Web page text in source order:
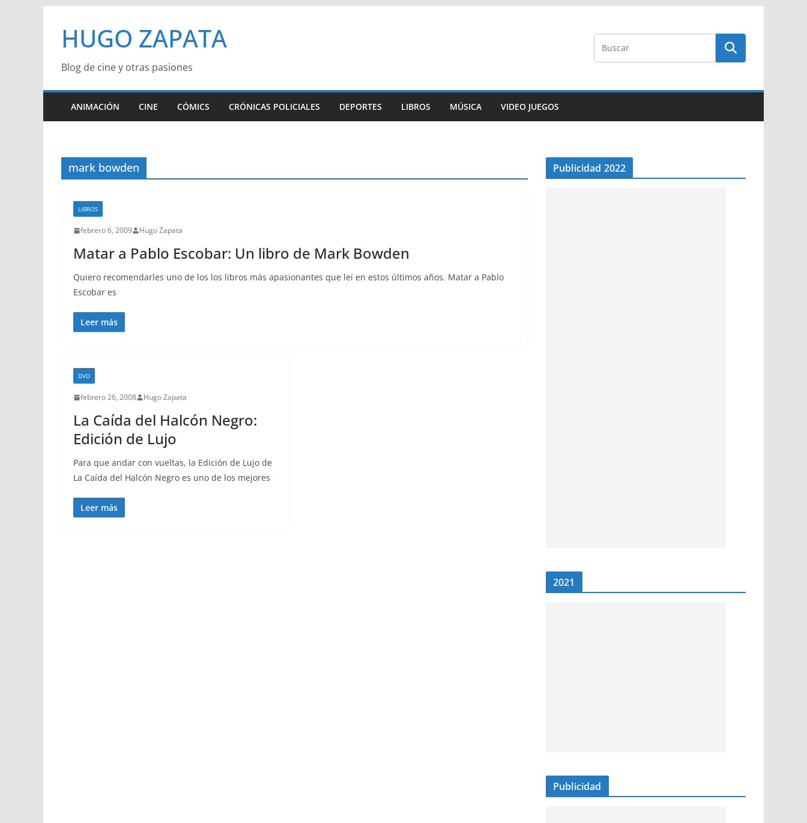
contenido
HUGO ZAPATA
Blog de cine y otras pasiones
ANIMACIÓN CINE CÓMICS CRÓNICAS POLICIALES DEPORTES LIBROS MÚSICA VIDEO JUEGOS
mark bowden
LIBROS
febrero 6, 2009 Hugo Zapata
Matar a Pablo Escobar: Un libro de Mark Bowden
Quiero recomendarles uno de los los libros más apasionantes que leí en estos últimos años. Matar a Pablo
Escobar es
Leer más
DVD
febrero 26, 2008 Hugo Zapata
La Caída del Halcón Negro:
Edición de Lujo
Para que andar con vueltas, la Edición de Lujo de
La Caída del Halcón Negro es uno de los mejores
Leer más
Publicidad 2022
2021
Publicidad